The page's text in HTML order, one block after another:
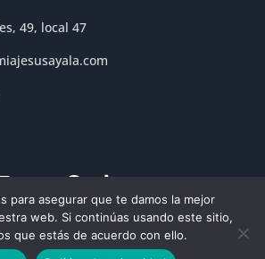
49, local 47
|Política de Privacidad|
para asegurar que te damos la mejor
web. Si continúas usando este sitio,
que estás de acuerdo con ello.